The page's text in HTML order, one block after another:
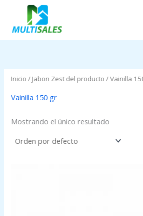
contenido
Inicio / Jabon Zest del producto / Vainilla
Vainilla 150 gr
Mostrando el único resultado